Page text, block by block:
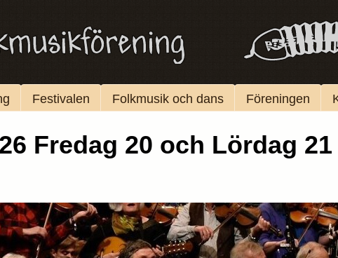
Festivalen Folkmusik och dans Föreningen
Fredag 20 och Lördag 21